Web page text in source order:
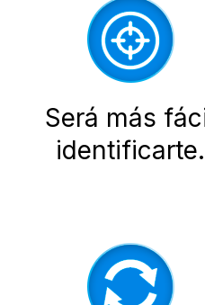
Será más
identificarte.